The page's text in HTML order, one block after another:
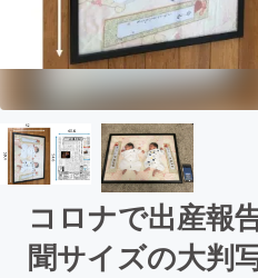
コロナで出産報
聞サイズの大判